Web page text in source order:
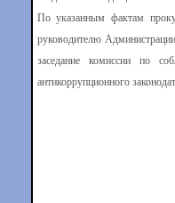
По указанным фактам
руководителю
заседание комиссии по
антикоррупционного